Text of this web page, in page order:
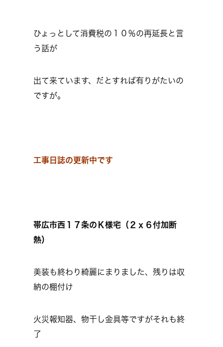
ひょっとして消費税の１０％の再延長と言
う話が
出て来ています、だとすれば有りがたいの
ですが。
工事日誌の更新中です
帯広市西１７条のＫ様宅（２ｘ６付加断
熱）
美装も終わり綺麗にまりました、残りは収
納の棚付け
火災報知器、物干し金具等ですがそれも終
了